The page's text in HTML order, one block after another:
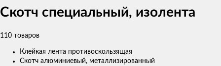
Скотч специальный, изолента
110 товаров
Клейкая лента противоскользящая
Скотч алюминиевый, металлизированный